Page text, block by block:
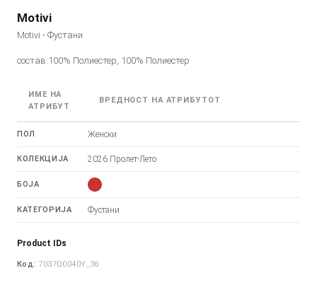
Motivi
Motivi - Фустани
состав:100% Полиестер, 100% Полиестер
ИМЕ НА
АТРИБУТ
ВРЕДНОСТ НА АТРИБУТОТ
ПОЛ Женски
КОЛЕКЦИЈА 2026 Пролет-Лето
БОЈА
КАТЕГОРИЈА Фустани
Product IDs
Код: 7037Q0040Y_36